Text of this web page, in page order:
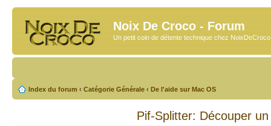
Noix De Croco - Forum
Un petit coin de détente technique chez
Index du forum ‹ Catégorie Générale ‹ De l'aide sur Mac OS
Pif-Splitter: Découper